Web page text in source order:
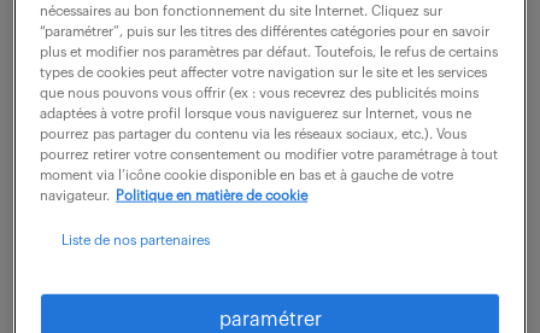
professionnel...
voir l'offre
technicien help desk (f/h)
4 août 2026
nécessaires au bon fonctionnement du site Internet. Cliquez sur
“paramétrer”, puis sur les titres des différentes catégories pour en savoir
plus et modifier nos paramètres par défaut. Toutefois, le refus de certains
types de cookies peut affecter votre navigation sur le site et les services
que nous pouvons vous offrir (ex : vous recevrez des publicités moins
adaptées à votre profil lorsque vous naviguerez sur Internet, vous ne
pourrez pas partager du contenu via les réseaux sociaux, etc.). Vous
pourrez retirer votre consentement ou modifier votre paramétrage à tout
moment via l’icône cookie disponible en bas et à gauche de votre
navigateur.
Politique en matière de cookie
Liste de nos partenaires
paramétrer